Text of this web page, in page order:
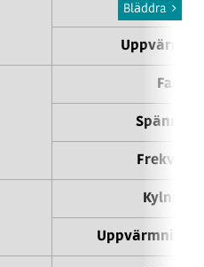
Kylning
Fas
Spänning
Frekvens
Kylning
Uppvärmning (-
Bläddra